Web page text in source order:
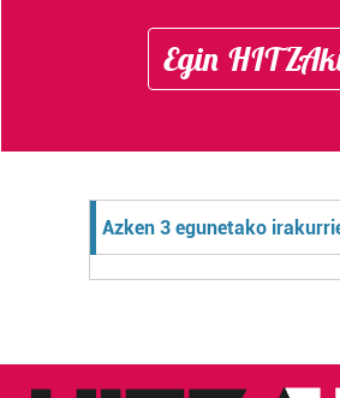
Egin
Azken 3 egunetako